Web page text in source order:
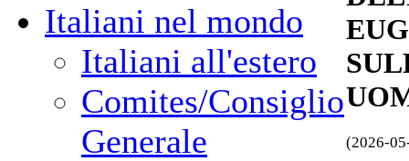
Italiani nel mondo
Italiani all'estero
Comites/Consiglio
Generale
(2026-